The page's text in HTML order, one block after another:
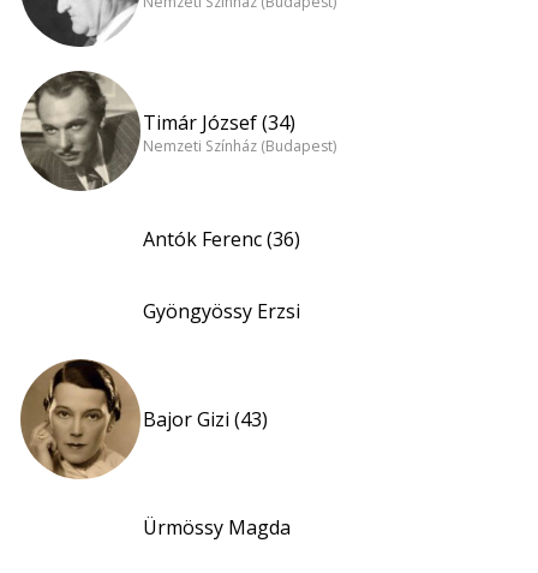
Timár József (34)
Nemzeti Színház (Budapest)
Antók Ferenc (36)
Gyöngyössy Erzsi
Bajor Gizi (43)
Ürmössy Magda